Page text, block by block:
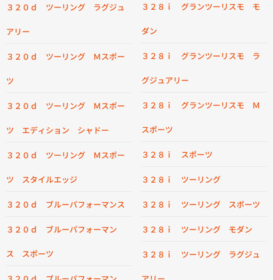
３２０ｄ ツーリング ラグジュ
アリー
３２０ｄ ツーリング Ｍスポー
ツ
３２０ｄ ツーリング Ｍスポー
ツ エディション シャドー
３２０ｄ ツーリング Ｍスポー
ツ スタイルエッジ
３２０ｄ ブルーパフォーマンス
３２０ｄ ブルーパフォーマン
ス スポーツ
３２８ｉ グランツーリスモ モ
ダン
３２８ｉ グランツーリスモ ラ
グジュアリー
３２８ｉ グランツーリスモ Ｍ
スポーツ
３２８ｉ スポーツ
３２８ｉ ツーリング
３２８ｉ ツーリング スポーツ
３２８ｉ ツーリング モダン
３２８ｉ ツーリング ラグジュ